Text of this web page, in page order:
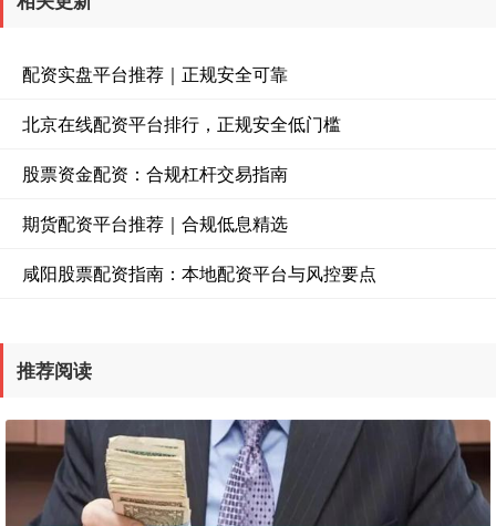
配资实盘平台推荐｜正规安全可靠
北京在线配资平台排行，正规安全低门槛
股票资金配资：合规杠杆交易指南
期货配资平台推荐｜合规低息精选
咸阳股票配资指南：本地配资平台与风控要点
推荐阅读